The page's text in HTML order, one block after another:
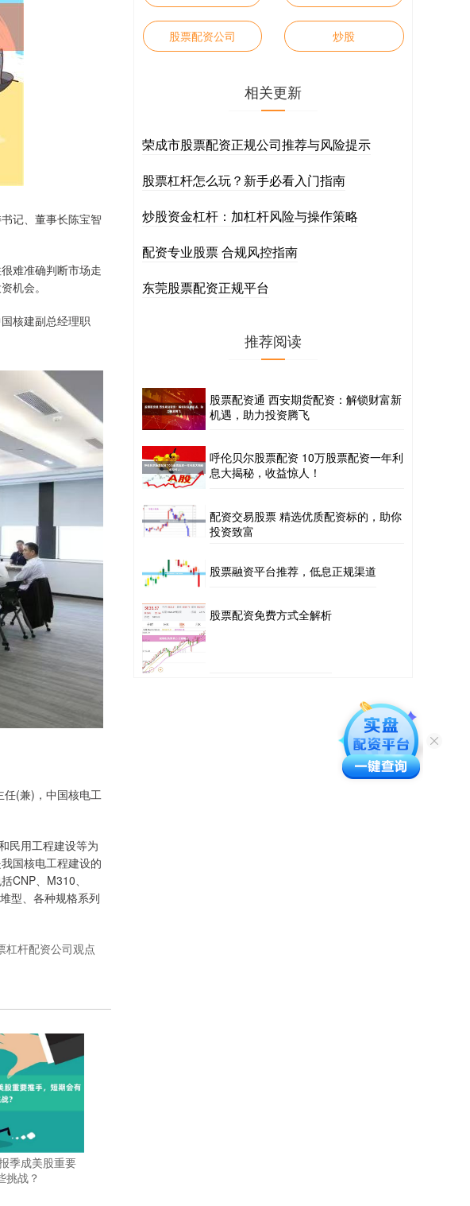
记、董事长陈宝智
难准确判断市场走
机会。
核建副总经理职
任(兼)，中国核电工
民用工程建设等为
国核电工程建设的
CNP、M310、
型、各种规格系列
杠杆配资公司观点
季成美股重要
挑战？
股票配资公司 炒股
相关更新
荣成市股票配资正规公司推荐与风险提示
股票杠杆怎么玩？新手必看入门指南
炒股资金杠杆：加杠杆风险与操作策略
配资专业股票 合规风控指南
东莞股票配资正规平台
推荐阅读
股票配资通 西安期货配资：解锁财富新
机遇，助力投资腾飞
呼伦贝尔股票配资 10万股票配资一年利
息大揭秘，收益惊人！
配资交易股票 精选优质配资标的，助你
投资致富
股票融资平台推荐，低息正规渠道
股票配资免费方式全解析